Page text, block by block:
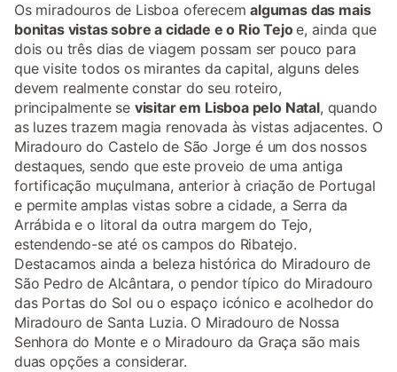
Os miradouros de Lisboa oferecemalgumas das mais
bonitas vistas sobre a cidade e o Rio Tejoe, ainda que
dois ou três dias de viagem possam ser pouco para
que visite todos os mirantes da capital, alguns deles
devem realmente constar do seu roteiro,
principalmente se visitar em Lisboa pelo Natal, quando
as luzes trazem magia renovada às vistas adjacentes. O
Miradouro do Castelo de São Jorge é um dos nossos
destaques, sendo que este proveio de uma antiga
fortificação muçulmana, anterior à criação de Portugal
e permite amplas vistas sobre a cidade, a Serra da
Arrábida e o litoral da outra margem do Tejo,
estendendo-se até os campos do Ribatejo.
Destacamos ainda a beleza histórica do Miradouro de
São Pedro de Alcântara, o pendor típico do Miradouro
das Portas do Sol ou o espaço icónico e acolhedor do
Miradouro de Santa Luzia. O Miradouro de Nossa
Senhora do Monte e o Miradouro da Graça são mais
duas opções a considerar.